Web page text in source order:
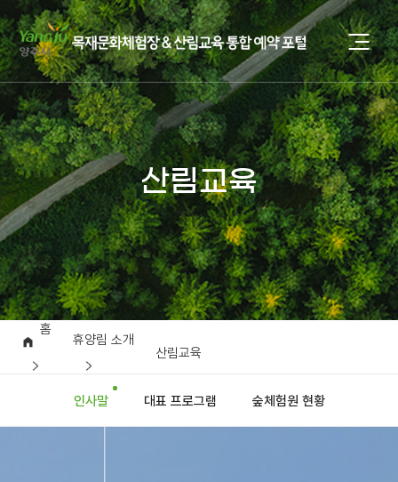
산림교육
홈
휴양림 소개
산림교육
인사말 대표 프로그램 숲체험원 현황